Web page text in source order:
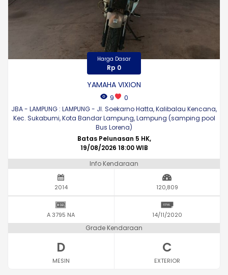
Harga Dasar
Rp 0
YAMAHA VIXION
9
0
JBA - LAMPUNG : LAMPUNG - Jl. Soekarno Hatta, Kalibalau Kencana,
Kec. Sukabumi, Kota Bandar Lampung, Lampung (samping pool
Bus Lorena)
Batas Pelunasan 5 HK,
19/08/2026 18:00 WIB
Info Kendaraan
2014 120,809
A 3795 NA 14/11/2020
Grade Kendaraan
D
MESIN
C
EXTERIOR